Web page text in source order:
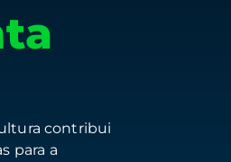
contribui
para a